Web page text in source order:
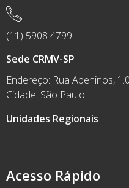
Acesso Rápido
(11) 5908 4799
Sede CRMV-SP
Endereço: Rua Apeninos,
Cidade: São Paulo
Unidades Regionais